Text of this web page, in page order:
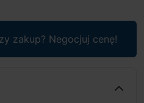
zakup? Negocjuj cenę!